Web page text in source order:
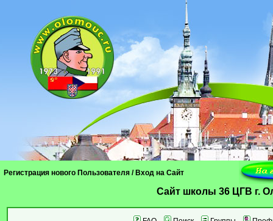
Регистрация нового Пользователя / Вход на Сайт
Cайт школы 36 ЦГВ г.